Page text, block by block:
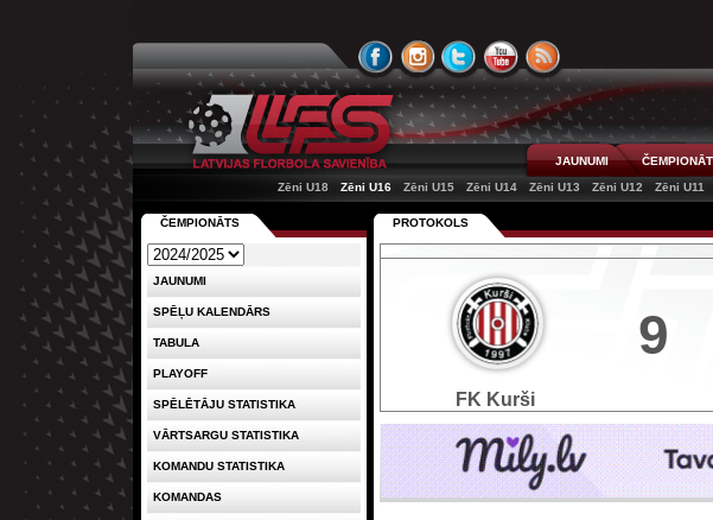
JAUNUMI
Zēni U18
Zēni U16 Zēni U15 Zēni U14 Zēni U13 Zēni U12 Zēni U11
PROTOKOLS
FK Kurši
9
ČEMPIONĀTS
JAUNUMI
SPĒĻU KALENDĀRS
TABULA
PLAYOFF
SPĒLĒTĀJU STATISTIKA
VĀRTSARGU STATISTIKA
KOMANDU STATISTIKA
KOMANDAS